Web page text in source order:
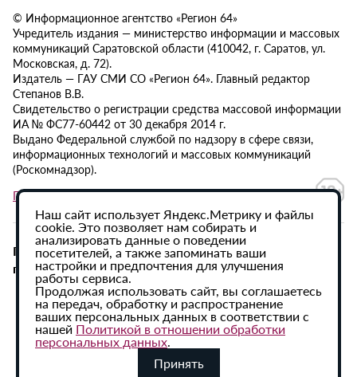
© Информационное агентство «Регион 64»
Учредитель издания — министерство информации и массовых
коммуникаций Саратовской области (410042, г. Саратов, ул.
Московская, д. 72).
Издатель — ГАУ СМИ СО «Регион 64». Главный редактор
Степанов В.В.
Свидетельство о регистрации средства массовой информации
ИА № ФС77-60442 от 30 декабря 2014 г.
Выдано Федеральной службой по надзору в сфере связи,
информационных технологий и массовых коммуникаций
(Роскомнадзор).
Политика в отношении обработки персональных данных
При использовании материалов сайта активная
гиперссылка на ИА «Регион 64» обязательна.
Наш сайт использует Яндекс.Метрику и файлы
cookie. Это позволяет нам собирать и
анализировать данные о поведении
посетителей, а также запоминать ваши
настройки и предпочтения для улучшения
работы сервиса.
Продолжая использовать сайт, вы соглашаетесь
на передач, обработку и распространение
ваших персональных данных в соответствии с
нашей Политикой в отношении обработки
персональных данных.
Принять